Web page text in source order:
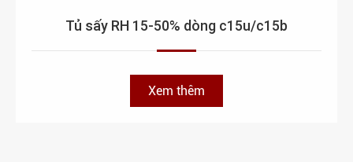
Tủ sấy RH 15-50% dòng c15u/c15b
Xem thêm